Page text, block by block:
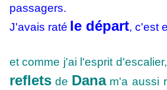
passagers.
J'avais raté le départ, c'est
et comme j'ai l'esprit d'escalier,
reflets de Dana m'a aussi